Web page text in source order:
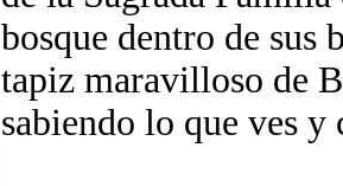
bosque dentro de sus
tapiz maravilloso de
sabiendo lo que ves